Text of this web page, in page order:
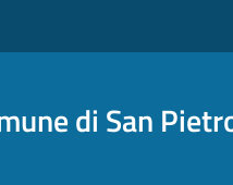
di San